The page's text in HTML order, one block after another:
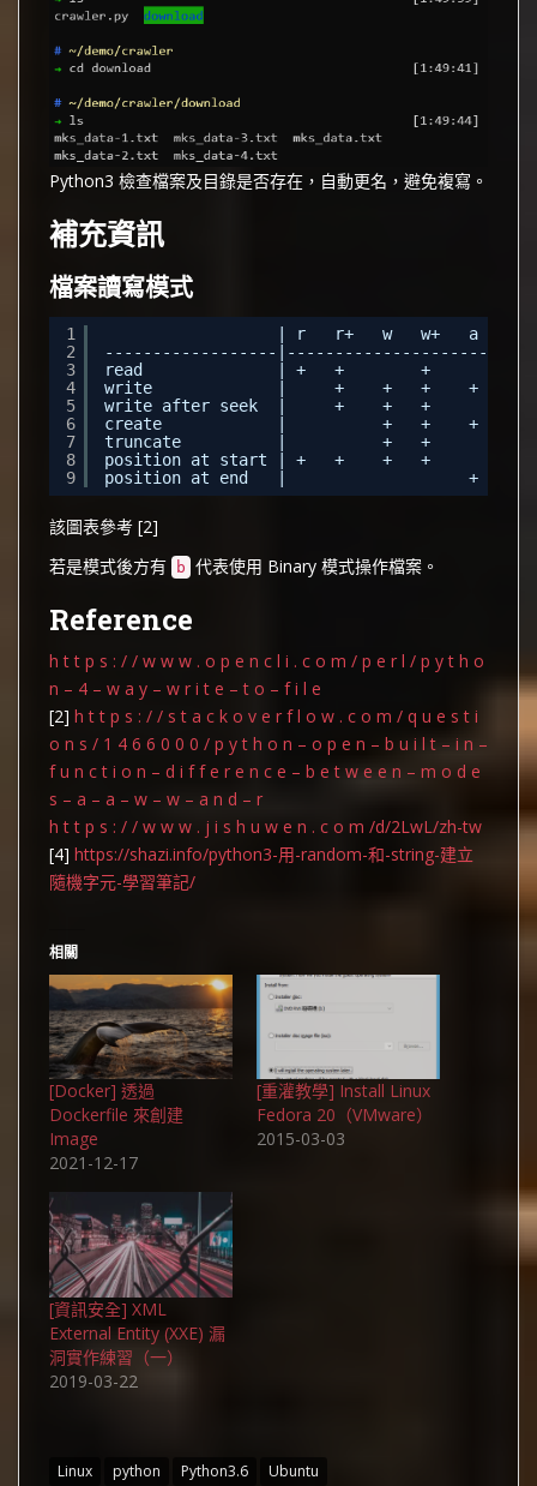
Python3 檢查檔案及目錄是否存在，自動更名，避免複寫。
補充資訊
檔案讀寫模式
1
2
3
4
5
6
7
8
9
| r   r+   w   w+   a   a+
------------------|--------------------------
read              | +   +        +        +
write             |     +    +   +    +   +
write after seek  |     +    +   +
create            |          +   +    +   +
truncate          |          +   +
position at start | +   +    +   +
position at end   |                   +   +
該圖表參考 [2]
若是模式後方有
b 代表使用 Binary 模式操作檔案。
Reference
h t t p s : / / w w w . o p e n c l i . c o m / p e r l / p y t h o
n – 4 – w a y – w r i t e – t o – f i l e
[2] h t t p s : / / s t a c k o v e r f l o w . c o m / q u e s t i
o n s / 1 4 6 6 0 0 0 / p y t h o n – o p e n – b u i l t – i n –
f u n c t i o n – d i f f e r e n c e – b e t w e e n – m o d e
s – a – a – w – w – a n d – r
h t t p s : / / w w w . j i s h u w e n . c o m /d/2LwL/zh-tw
[4] https://shazi.info/python3-用-random-和-string-建立
隨機字元-學習筆記/
相關
[Docker] 透過
Dockerfile 來創建
Image
2021-12-17
[重灌教學] Install Linux
Fedora 20（VMware）
2015-03-03
[資訊安全] XML
External Entity (XXE) 漏
洞實作練習（一）
2019-03-22
Linux python Python3.6 Ubuntu